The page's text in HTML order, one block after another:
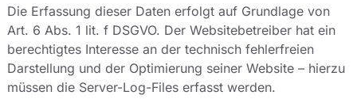
Die Erfassung dieser Daten erfolgt auf Grundlage von
Art. 6 Abs. 1 lit. f DSGVO. Der Websitebetreiber hat ein
berechtigtes Interesse an der technisch fehlerfreien
Darstellung und der Optimierung seiner Website – hierzu
müssen die Server-Log-Files erfasst werden.